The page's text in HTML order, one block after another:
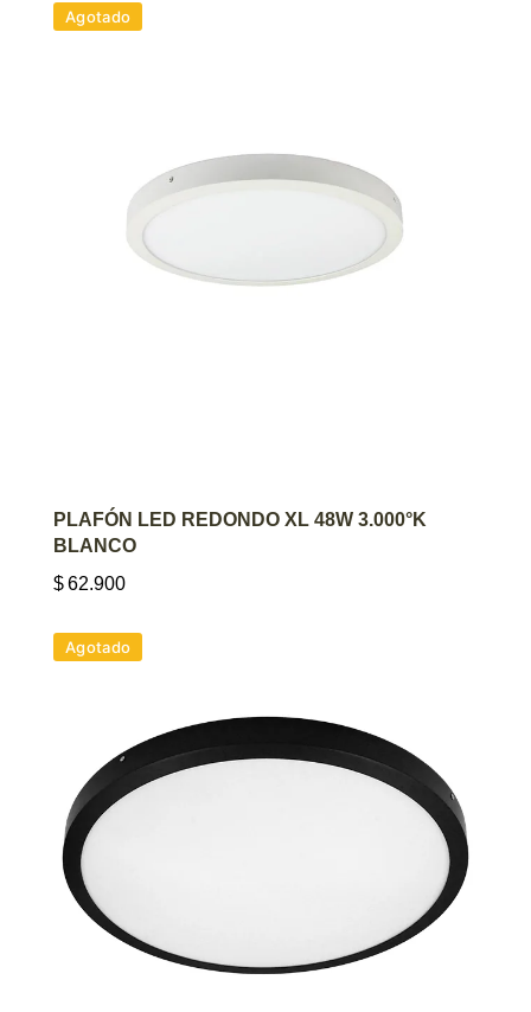
Agotado
AGREGAR AL CARRITO
PLAFÓN LED REDONDO XL 48W 3.000°K
BLANCO
$62.900
Agotado